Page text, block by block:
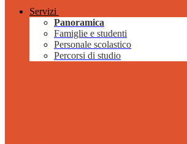
Servizi
Panoramica
Famiglie e studenti
Personale scolastico
Percorsi di studio